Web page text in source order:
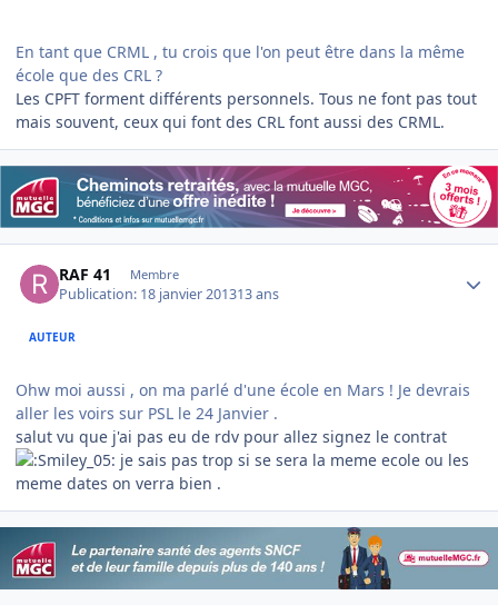
En tant que CRML , tu crois que l'on peut être dans la même
école que des CRL ?
Les CPFT forment différents personnels. Tous ne font pas tout
mais souvent, ceux qui font des CRL font aussi des CRML.
RAF 41 Membre
Publication: 18 janvier 201313 ans
AUTEUR
Ohw moi aussi , on ma parlé d'une école en Mars ! Je devrais
aller les voirs sur PSL le 24 Janvier .
salut vu que j'ai pas eu de rdv pour allez signez le contrat
je sais pas trop si se sera la meme ecole ou les
meme dates on verra bien .